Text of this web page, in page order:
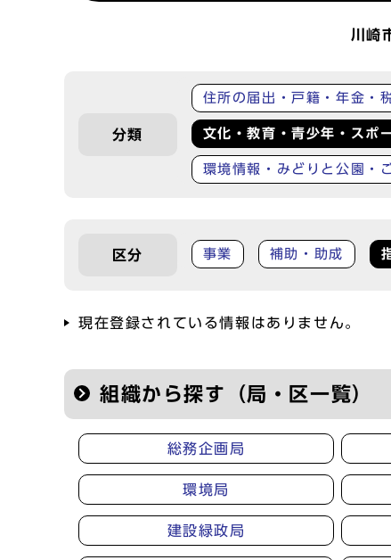
川崎
分類
住所の届出・戸籍・年金・
文化・教育・青少年・スポ
環境情報・みどりと公園・
区分 事業 補助・助成
現在登録されている情報はありません。
組織から探す（局・区一覧）
総務企画局
環境局
建設緑政局